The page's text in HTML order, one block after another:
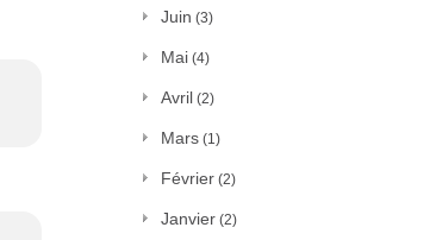
Juin (3)
Mai (4)
Avril (2)
Mars (1)
Février (2)
Janvier (2)